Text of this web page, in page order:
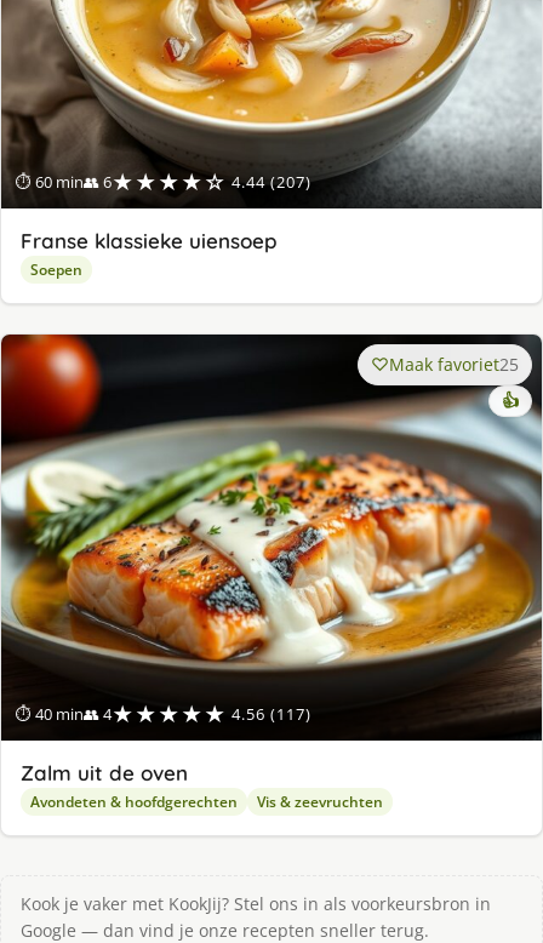
⏱ 60 min👥 6★★★★☆ 4.44 (207)
Franse klassieke uiensoep
Soepen
⏱ 40 min👥 4★★★★★ 4.56 (117)
Maak favoriet25
👍
Zalm uit de oven
Avondeten & hoofdgerechten Vis & zeevruchten
Kook je vaker met KookJij? Stel ons in als voorkeursbron in
Google — dan vind je onze recepten sneller terug.